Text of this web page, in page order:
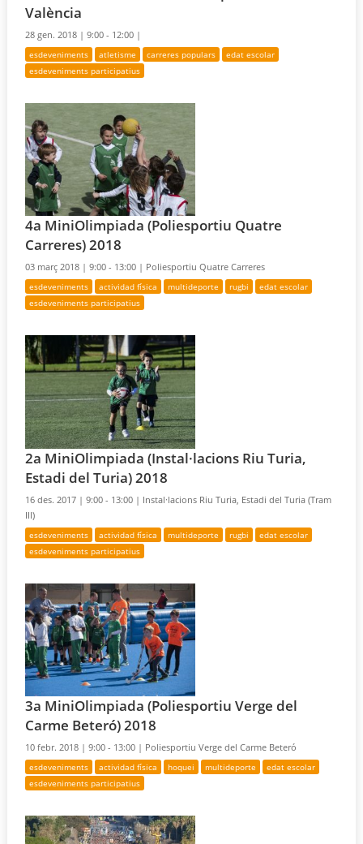
València
28 gen. 2018 |9:00 - 12:00 |
esdeveniments atletisme carreres populars
edat escolar
esdeveniments participatius
4a MiniOlimpiada (Poliesportiu Quatre
Carreres) 2018
03 març 2018 |9:00 - 13:00 | Poliesportiu Quatre Carreres
esdeveniments actividad física multideporte rugbi
edat escolar
esdeveniments participatius
2a MiniOlimpiada (Instal·lacions Riu Turia,
Estadi del Turia) 2018
16 des. 2017 |9:00 - 13:00 | Instal·lacions Riu Turia, Estadi del Turia (Tram
III)
esdeveniments actividad física multideporte rugbi
edat escolar
esdeveniments participatius
3a MiniOlimpiada (Poliesportiu Verge del
Carme Beteró) 2018
10 febr. 2018 |9:00 - 13:00 | Poliesportiu Verge del Carme Beteró
esdeveniments actividad física hoquei multideporte
edat escolar
esdeveniments participatius